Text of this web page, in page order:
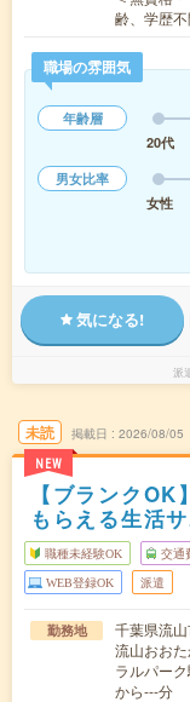
齢、学歴
職場の雰囲気
年齢層
20代
男女比率
女性
気になる!
派
未読
NEW
掲載日 2026/08/05
【ブランク
もらえる生活
職種未経験OK 交通
WEB登録OK 派遣
勤務地
千葉県流
流山おお
ラルパー
から---分